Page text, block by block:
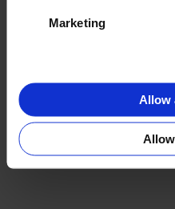
Marketing
Allow